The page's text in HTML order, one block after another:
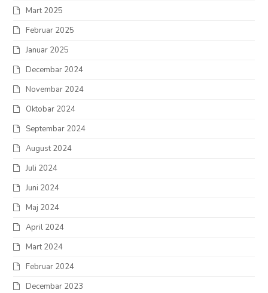
Mart 2025
Februar 2025
Januar 2025
Decembar 2024
Novembar 2024
Oktobar 2024
Septembar 2024
August 2024
Juli 2024
Juni 2024
Maj 2024
April 2024
Mart 2024
Februar 2024
Decembar 2023